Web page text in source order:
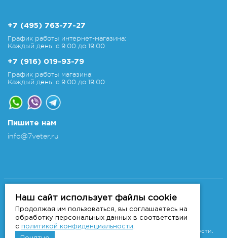
+7 (495) 763-77-27
График работы интернет-магазина:
Каждый день: с 9:00 до 19:00
+7 (916) 019-93-79
График работы магазина:
Каждый день: с 9:00 до 19:00
Пишите нам
info@7veter.ru
Интернет-магазин "На Семи Ветрах". Все права
Информация не является публичной офертой, которая
определяется
положениями Статьи 437 ГК РФ.Политика конфиденциальности.
Наш сайт использует файлы cookie
Продолжая им пользоваться, вы соглашаетесь на
обработку персональных данных в соответствии
с политикой конфиденциальности